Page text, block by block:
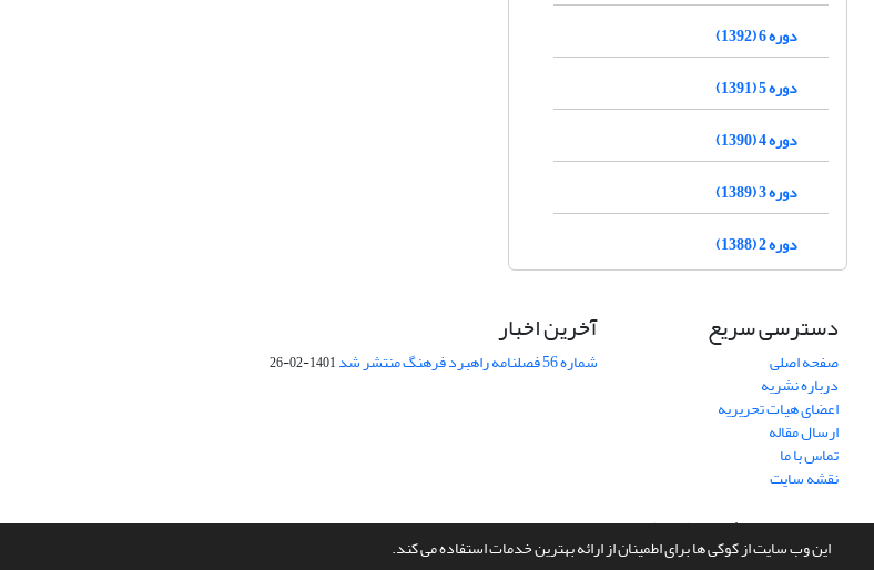
این وب سایت از کوکی ها برای اطمینان از ارائه بهترین خدمات استفاده می کند.
دوره 6 (1392)
دوره 5 (1391)
دوره 4 (1390)
دوره 3 (1389)
دوره 2 (1388)
دسترسی سریع
صفحه اصلی
درباره نشریه
اعضای هیات تحریریه
ارسال مقاله
تماس با ما
نقشه سایت
آخرین اخبار
شماره 56 فصلنامه راهبرد فرهنگ منتشر شد 1401-02-26
سامانه مدیریت نشریات علمی.طراحی و پیاده سازی ازسیناوب